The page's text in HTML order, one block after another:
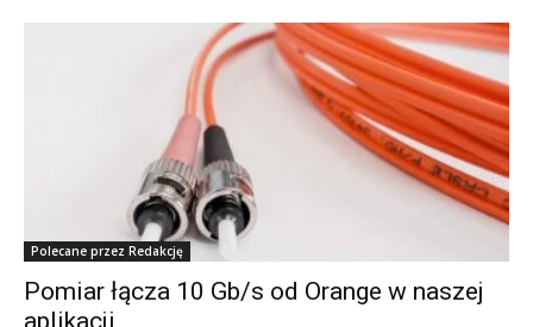
Polecane przez Redakcję
Pomiar łącza 10 Gb/s od Orange w naszej